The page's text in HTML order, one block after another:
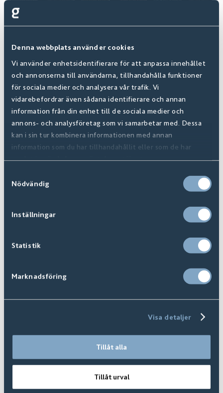
Denna webbplats använder cookies
Vi använder enhetsidentifierare för att anpassa innehållet
och annonserna till användarna, tillhandahålla funktioner
för sociala medier och analysera vår trafik. Vi
vidarebefordrar även sådana identifierare och annan
information från din enhet till de sociala medier och
annons- och analysföretag som vi samarbetar med. Dessa
kan i sin tur kombinera informationen med annan
information som du har tillhandahållit eller som de har
samlat in när du har använt deras tjänster.
Nödvändig
Inställningar
Statistik
Marknadsföring
Visa detaljer
Tillåt alla
Tillåt urval
Finns i8+ Varianter